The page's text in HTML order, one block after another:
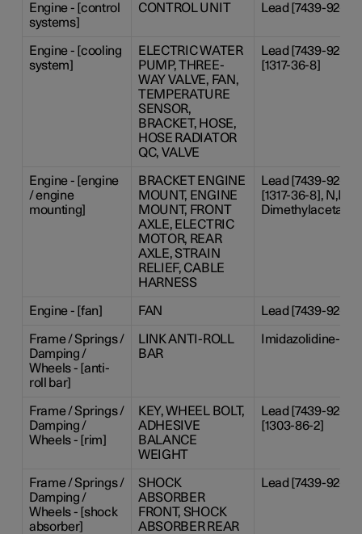
Engine - [control
systems]
CONTROL UNIT Lead [7439-92-1]
Engine - [cooling
system]
ELECTRIC WATER
PUMP, THREE-
WAY VALVE, FAN,
TEMPERATURE
SENSOR,
BRACKET, HOSE,
HOSE RADIATOR
QC, VALVE
Lead [7439-92-
[1317-36-8]
Engine - [engine
/ engine
mounting]
BRACKET ENGINE
MOUNT, ENGINE
MOUNT, FRONT
AXLE, ELECTRIC
MOTOR, REAR
AXLE, STRAIN
RELIEF, CABLE
HARNESS
Lead [7439-92-
[1317-36-8], N,N-
Engine - [fan] FAN Lead [7439-92-1]
Frame / Springs /
Damping /
Wheels - [anti-
roll bar]
LINK ANTI-ROLL
BAR
Imidazolidine-2-
Frame / Springs /
Damping /
Wheels - [rim]
KEY, WHEEL BOLT,
ADHESIVE
BALANCE
WEIGHT
Lead [7439-92-
[1303-86-2]
Frame / Springs /
Damping /
Wheels - [shock
absorber]
SHOCK
ABSORBER
FRONT, SHOCK
ABSORBER REAR
Lead [7439-92-1]